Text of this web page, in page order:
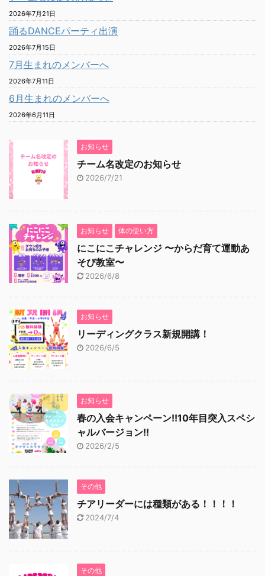
2026年7月21日
踊るDANCEパーティ出演
2026年7月15日
7月生まれのメンバーへ
2026年7月11日
6月生まれのメンバーへ
2026年6月11日
お知らせ
チーム名改定のお知らせ
2026/7/21
お知らせ 体の使い方
にこにこチャレンジ 〜からだ育て運動あ
そび教室〜
2026/6/8
お知らせ
リーディングクラス新規開講！
2026/6/5
お知らせ
春の入会キャンペーン!!10年目突入スペシ
ャルバージョン!!
2026/2/5
その他
チアリーダーには種類がある！！！！
2024/7/4
その他